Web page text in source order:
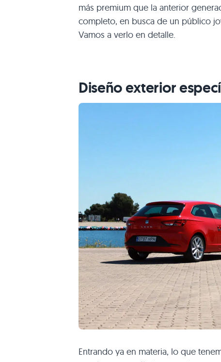
más premium que la anterior
completo, en busca de un público
Vamos a verlo en detalle.
Diseño exterior
Entrando ya en materia, lo que